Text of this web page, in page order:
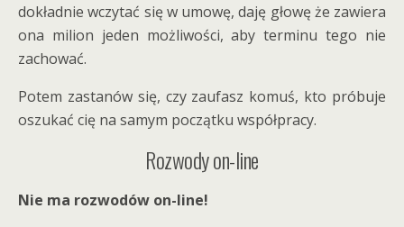
dokładnie wczytać się w umowę, daję głowę że zawiera
ona milion jeden możliwości, aby terminu tego nie
zachować.
Potem zastanów się, czy zaufasz komuś, kto próbuje
oszukać cię na samym początku współpracy.
Rozwody on-line
Nie ma rozwodów on-line!